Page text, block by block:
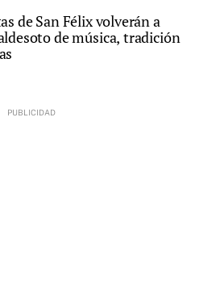
de San Félix volverán a
de música, tradición